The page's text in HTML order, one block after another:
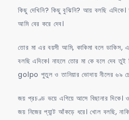
কিছু দেখিনি? কিছু বুঝিনি? আয় বলছি
আমি বের করে দেব।
তোর মা এর বয়সী আমি, কাকিমা বলে ডাকিস,
বলছি এদিকে। নাহলে তোর মা কে বলে দেব
golpo পুতুল ও তানিয়ার ভোদায় নীলের ৬৯
জয় প্রচণ্ড ভয়ে এগিয়ে আসে বিছানার দিকে।
জয় নিজের প্যান্ট আঁকড়ে ধরে। খোল বলছি,